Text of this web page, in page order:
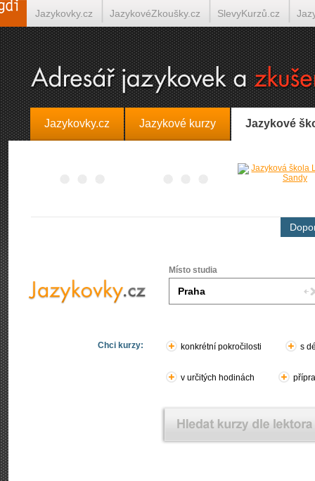
Jazykovky.cz Jazykové kurzy Jazykové
Místo studia
Chci kurzy: konkrétní pokročilosti s
v určitých hodinách
Jazykovky.cz JazykovéZkoušky.cz SlevyKurzů.cz
Španělština on-line Italština on-line Tlumočení-